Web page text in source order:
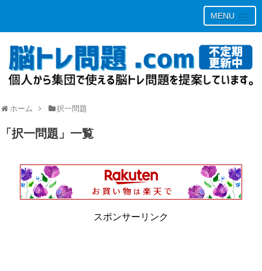
MENU
ホーム 択一問題
「 択一問題 」 一覧
スポンサーリンク